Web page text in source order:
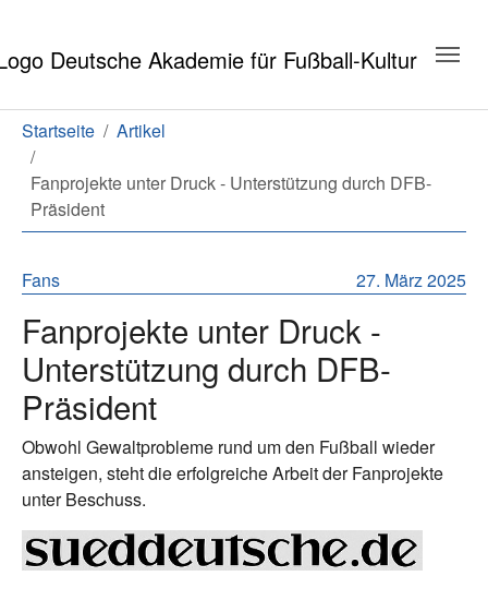
Sie sind hier:
Startseite Artikel
Fanprojekte unter Druck - Unterstützung durch DFB-
Präsident
27. März 2025
Fans
Fanprojekte unter Druck -
Unterstützung durch DFB-
Präsident
Obwohl Gewaltprobleme rund um den Fußball wieder
ansteigen, steht die erfolgreiche Arbeit der Fanprojekte
unter Beschuss.